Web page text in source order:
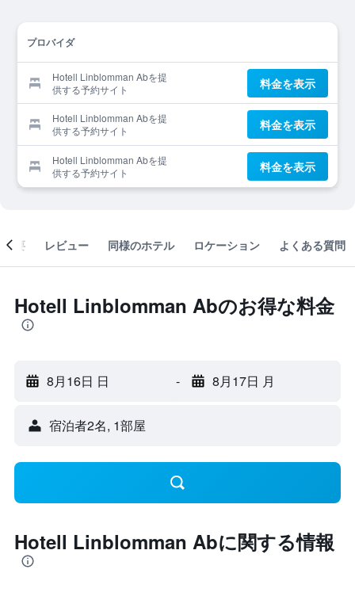
プロバイダ
Hotell Linblomman Abを提
供する予約サイト
料金を表示
Hotell Linblomman Abを提
供する予約サイト
料金を表示
Hotell Linblomman Abを提
供する予約サイト
料金を表示
概要 レビュー 同様のホテル ロケーション よくある質問
Hotell Linblomman Abのお得な料金
8月16日 日 - 8月17日 月
宿泊者2名, 1​部屋
Hotell Linblomman Abに関する情報